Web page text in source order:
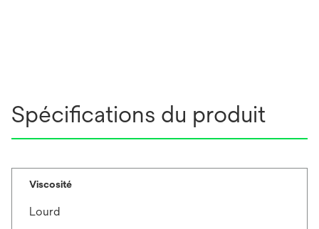
Spécifications du produit
Viscosité
Lourd